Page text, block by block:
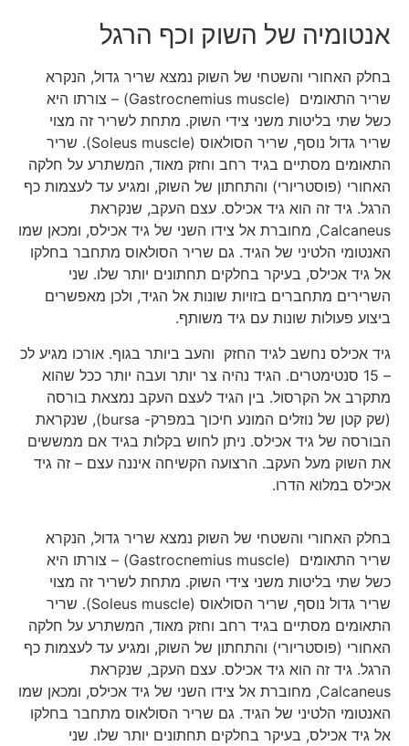
אנטומיה של השוק וכף הרגל
בחלק האחורי והשטחי של השוק נמצא שריר גדול, הנקרא
שריר התאומים (Gastrocnemius muscle) – צורתו היא
כשל שתי בליטות משני צידי השוק. מתחת לשריר זה מצוי
שריר גדול נוסף, שריר הסולאוס (Soleus muscle). שריר
התאומים מסתיים בגיד רחב וחזק מאוד, המשתרע על חלקה
האחורי (פוסטריורי) והתחתון של השוק, ומגיע עד לעצמות כף
הרגל. גיד זה הוא גיד אכילס. עצם העקב, שנקראת
Calcaneus, מחוברת אל צידו השני של גיד אכילס, ומכאן שמו
האנטומי הלטיני של הגיד. גם שריר הסולאוס מתחבר בחלקו
אל גיד אכילס, בעיקר בחלקים תחתונים יותר שלו. שני
השרירים מתחברים בזויות שונות אל הגיד, ולכן מאפשרים
ביצוע פעולות שונות עם גיד משותף.
גיד אכילס נחשב לגיד החזק והעב ביותר בגוף. אורכו מגיע לכ
– 15 סנטימטרים. הגיד נהיה צר יותר ועבה יותר ככל שהוא
מתקרב אל הקרסול. בין הגיד לעצם העקב נמצאת בורסה
(שק קטן של נוזלים המונע חיכוך במפרק- bursa), שנקראת
הבורסה של גיד אכילס. ניתן לחוש בקלות בגיד אם ממששים
את השוק מעל העקב. הרצועה הקשיחה איננה עצם – זה גיד
אכילס במלוא הדרו.
בחלק האחורי והשטחי של השוק נמצא שריר גדול, הנקרא
שריר התאומים (Gastrocnemius muscle) – צורתו היא
כשל שתי בליטות משני צידי השוק. מתחת לשריר זה מצוי
שריר גדול נוסף, שריר הסולאוס (Soleus muscle). שריר
התאומים מסתיים בגיד רחב וחזק מאוד, המשתרע על חלקה
האחורי (פוסטריורי) והתחתון של השוק, ומגיע עד לעצמות כף
הרגל. גיד זה הוא גיד אכילס. עצם העקב, שנקראת
Calcaneus, מחוברת אל צידו השני של גיד אכילס, ומכאן שמו
האנטומי הלטיני של הגיד. גם שריר הסולאוס מתחבר בחלקו
אל גיד אכילס, בעיקר בחלקים תחתונים יותר שלו. שני